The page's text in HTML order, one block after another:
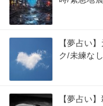
【夢占い
ク/未練な
【夢占い